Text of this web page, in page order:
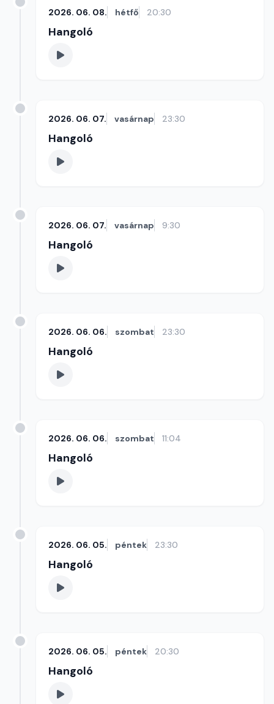
2026. 06. 08. hétfő 20:30
Hangoló
2026. 06. 07. vasárnap 23:30
Hangoló
2026. 06. 07. vasárnap 9:30
Hangoló
2026. 06. 06. szombat 23:30
Hangoló
2026. 06. 06. szombat 11:04
Hangoló
2026. 06. 05. péntek 23:30
Hangoló
2026. 06. 05. péntek 20:30
Hangoló